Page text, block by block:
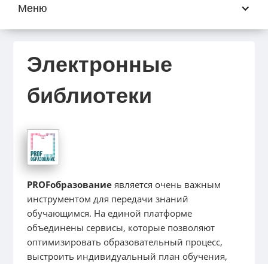
Меню
Электронные
библиотеки
PROFобразование является очень важным
инструментом для передачи знаний
обучающимся. На единой платформе
объединены сервисы, которые позволяют
оптимизировать образовательный процесс,
выстроить индивидуальный план обучения,